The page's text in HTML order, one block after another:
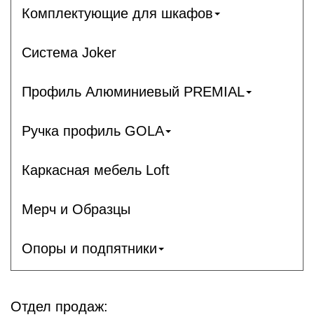
Комплектующие для шкафов
Система Joker
Профиль Алюминиевый PREMIAL
Ручка профиль GOLA
Каркасная мебель Loft
Мерч и Образцы
Опоры и подпятники
Отдел продаж: